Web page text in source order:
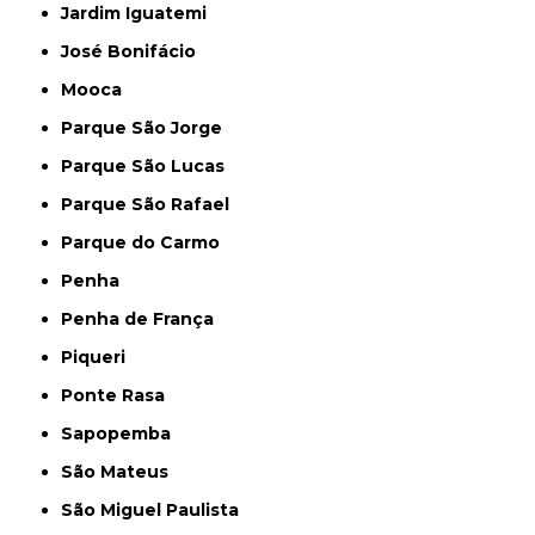
Jardim Iguatemi
José Bonifácio
Mooca
Parque São Jorge
Parque São Lucas
Parque São Rafael
Parque do Carmo
Penha
Penha de França
Piqueri
Ponte Rasa
Sapopemba
São Mateus
São Miguel Paulista